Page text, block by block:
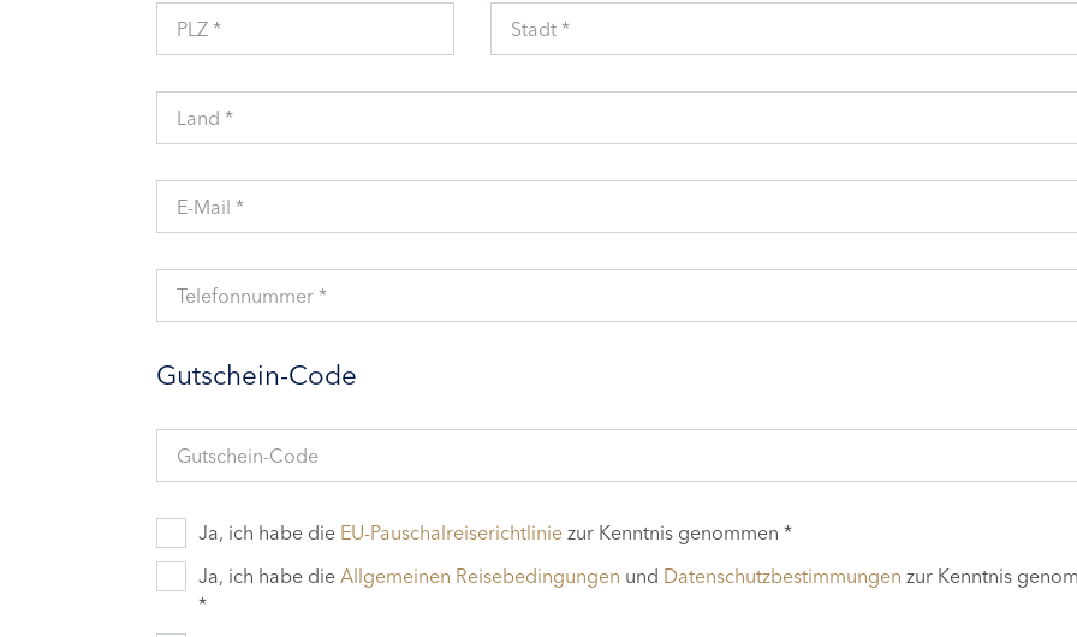
PLZ * Stadt *
Land *
E-Mail *
Telefonnummer *
Gutschein-Code
Gutschein-Code
Ja, ich habe die EU-Pauschalreiserichtlinie zur Kenntnis genommen *
Ja, ich habe die Allgemeinen Reisebedingungen und Datenschutzbestimmungen zur Kenntnis
*